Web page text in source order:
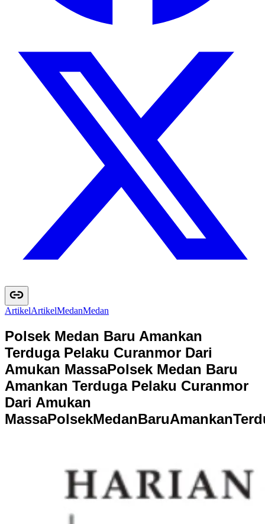
ArtikelArtikelMedanMedan
Polsek Medan Baru Amankan
Terduga Pelaku Curanmor Dari
Amukan MassaPolsek Medan Baru
Amankan Terduga Pelaku Curanmor
Dari Amukan
MassaPolsekMedanBaruAmankanTerd